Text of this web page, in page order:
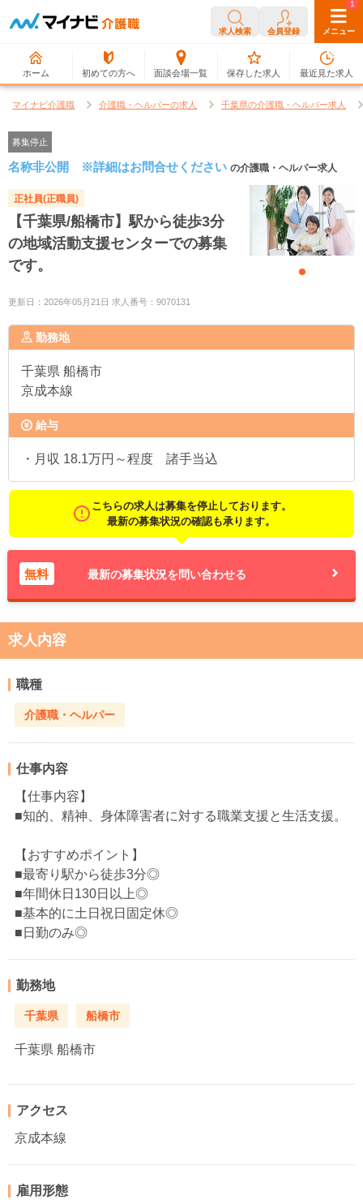
求人検索 会員登録 メニュー
ホーム 初めての方へ 面談会場一覧
0
保存した求人
1
最近見た求人
マイナビ介護職 介護職・ヘルパーの求人 千葉県の介護職・ヘルパー求人
募集停止
名称非公開 ※詳細はお問合せください の介護職・ヘルパー求人
正社員(正職員)
【千葉県/船橋市】駅から徒歩3分
の地域活動支援センターでの募集
です。
更新日：2026年05月21日 求人番号：9070131
勤務地
千葉県 船橋市
京成本線
給与
・月収 18.1万円～程度 諸手当込
こちらの求人は募集を停止しております。
最新の募集状況の確認も承ります。
無料 最新の募集状況を問い合わせる
求人内容
職種
介護職・ヘルパー
仕事内容
【仕事内容】
■知的、精神、身体障害者に対する職業支援と生活支援。
【おすすめポイント】
■最寄り駅から徒歩3分◎
■年間休日130日以上◎
■基本的に土日祝日固定休◎
■日勤のみ◎
勤務地
千葉県 船橋市
千葉県 船橋市
アクセス
京成本線
雇用形態